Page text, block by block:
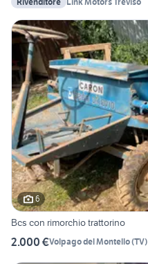
6
Bcs con rimorchio trattorino
2.000 €Volpago del Montello(TV)